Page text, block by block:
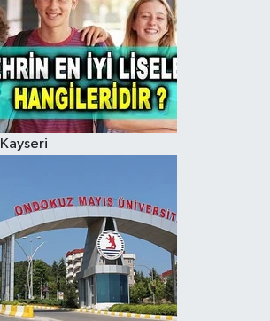
Kayseri